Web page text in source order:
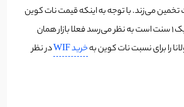
1.84 سنت تخمین می‌زند. با توجه به اینکه قیمت نات کوین
در حال حاضر نزدیک 1 سنت است به نظر می‌رسد فعلا بازار همان
را برای نسبت نات کوین بهخرید WIF
در نظر